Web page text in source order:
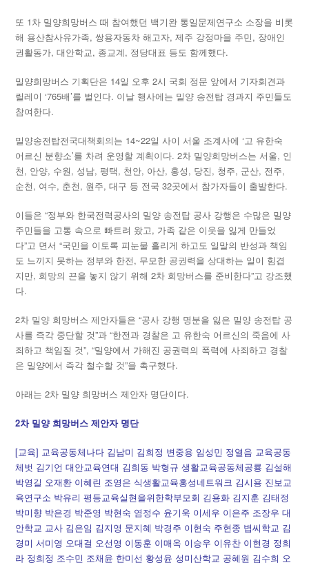
또 1차 밀양희망버스 때 참여했던 백기완 통일문제연구소 소장을 비롯
해 용산참사유가족, 쌍용자동차 해고자, 제주 강정마을 주민, 장애인
권활동가, 대안학교, 종교계, 정당대표 등도 함께했다.
밀양희망버스 기획단은 14일 오후 2시 국회 정문 앞에서 기자회견과
릴레이 ‘765배’를 벌인다. 이날 행사에는 밀양 송전탑 경과지 주민들도
참여한다.
밀양송전탑전국대책회의는 14~22일 사이 서울 조계사에 ‘고 유한숙
어르신 분향소’를 차려 운영할 계획이다. 2차 밀양희망버스는 서울, 인
천, 안양, 수원, 성남, 평택, 천안, 아산, 홍성, 당진, 청주, 군산, 전주,
순천, 여수, 춘천, 원주, 대구 등 전국 32곳에서 참가자들이 출발한다.
이들은 “정부와 한국전력공사의 밀양 송전탑 공사 강행은 수많은 밀양
주민들을 고통 속으로 빠트려 왔고, 가족 같은 이웃을 잃게 만들었
다”고 면서 “국민을 이토록 피눈물 흘리게 하고도 일말의 반성과 책임
도 느끼지 못하는 정부와 한전, 무모한 공권력을 상대하는 일이 힘겹
지만, 희망의 끈을 놓지 않기 위해 2차 희망버스를 준비한다”고 강조했
다.
2차 밀양 희망버스 제안자들은 “공사 강행 명분을 잃은 밀양 송전탑 공
사를 즉각 중단할 것”과 “한전과 경찰은 고 유한숙 어르신의 죽음에 사
죄하고 책임질 것”, “밀양에서 가해진 공권력의 폭력에 사죄하고 경찰
은 밀양에서 즉각 철수할 것”을 촉구했다.
아래는 2차 밀양 희망버스 제안자 명단이다.
2차 밀양 희망버스 제안자 명단
[교육] 교육공동체나다 김남미 김희정 변중용 임성민 정열음 교육공동
체벗 김기언 대안교육연대 김희동 박형규 생활교육공동체공룡 김설해
박영길 오재환 이혜린 조영은 식생활교육홍성네트워크 김시용 진보교
육연구소 박유리 평등교육실현을위한학부모회 김용화 김지훈 김태정
박미향 박은경 박준영 박현숙 염정수 윤기욱 이세우 이은주 조장우 대
안학교 교사 김은임 김지영 문지혜 박경주 이현숙 주현종 볍씨학교 김
경미 서미영 오대걸 오선영 이동훈 이매옥 이승우 이유찬 이현경 정희
라 정희정 조수민 조채윤 한미선 황성윤 성미산학교 공혜원 김수희 오